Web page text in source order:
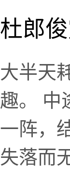
杜郎
大半天
趣。 中
一阵，
失落而